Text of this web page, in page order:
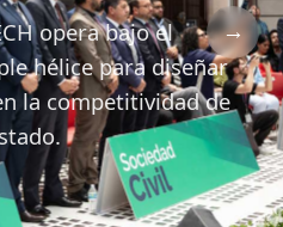
opera bajo el
hélice para diseñar
la competitividad de
→